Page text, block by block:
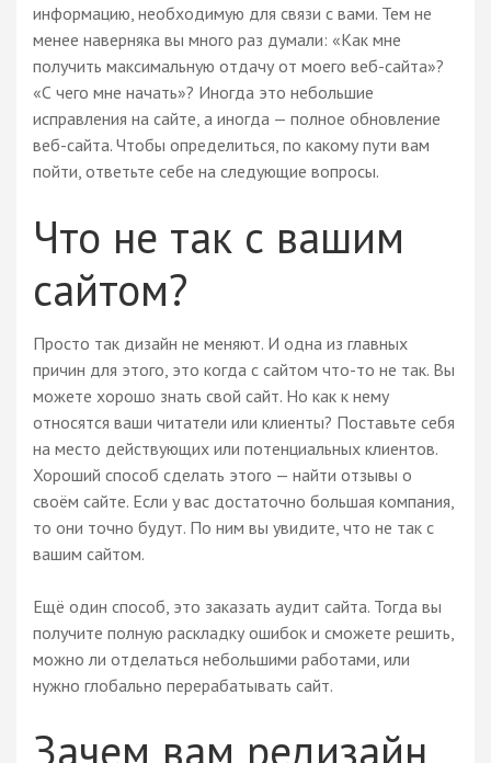
информацию, необходимую для связи с вами. Тем не
менее наверняка вы много раз думали: «Как мне
получить максимальную отдачу от моего веб-сайта»?
«С чего мне начать»? Иногда это небольшие
исправления на сайте, а иногда — полное обновление
веб-сайта. Чтобы определиться, по какому пути вам
пойти, ответьте себе на следующие вопросы.
Что не так с вашим
сайтом?
Просто так дизайн не меняют. И одна из главных
причин для этого, это когда с сайтом что-то не так. Вы
можете хорошо знать свой сайт. Но как к нему
относятся ваши читатели или клиенты? Поставьте себя
на место действующих или потенциальных клиентов.
Хороший способ сделать этого — найти отзывы о
своём сайте. Если у вас достаточно большая компания,
то они точно будут. По ним вы увидите, что не так с
вашим сайтом.
Ещё один способ, это заказать аудит сайта. Тогда вы
получите полную раскладку ошибок и сможете решить,
можно ли отделаться небольшими работами, или
нужно глобально перерабатывать сайт.
Зачем вам редизайн,